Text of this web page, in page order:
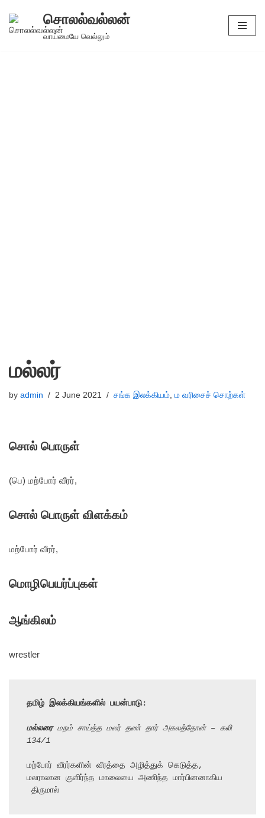
Skip
சொலல்வல்லன்
வாய்மையே வெல்லும்
மல்லர்
by admin 2 June 2021 சங்க இலக்கியம், ம வரிசைச் சொற்கள்
சொல் பொருள்
(பெ) மற்போர் வீரர்,
சொல் பொருள் விளக்கம்
மற்போர் வீரர்,
மொழிபெயர்ப்புகள்
ஆங்கிலம்
wrestler
தமிழ் இலக்கியங்களில் பயன்பாடு:
மல்லரை மறம் சாய்த்த மலர் தண் தார் அகலத்தோன் – கலி
134/1
மற்போர் வீரர்களின் வீரத்தை அழித்துக் கெடுத்த,
மலராலான குளிர்ந்த மாலையை அணிந்த மார்பினனாகிய
திருமால்